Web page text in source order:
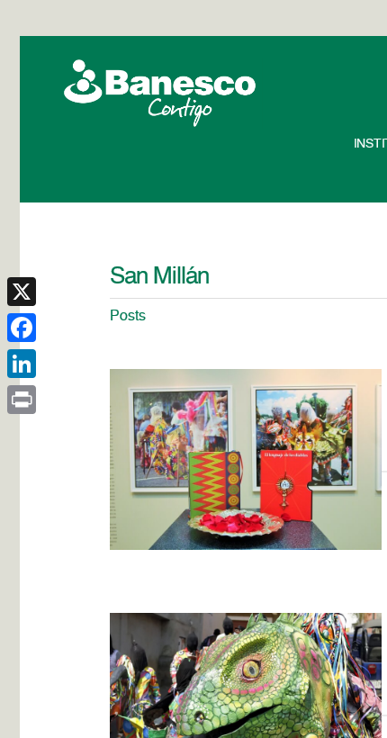
San Millán
Posts
X
Facebook
LinkedIn